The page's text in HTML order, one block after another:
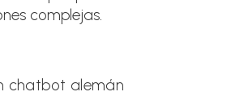
complejas.
chatbot alemán